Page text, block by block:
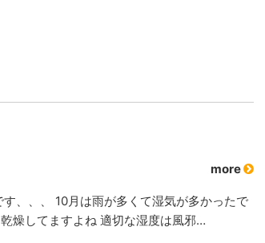
more
、、、 10月は雨が多くて湿気が多かったで
燥してますよね 適切な湿度は風邪…